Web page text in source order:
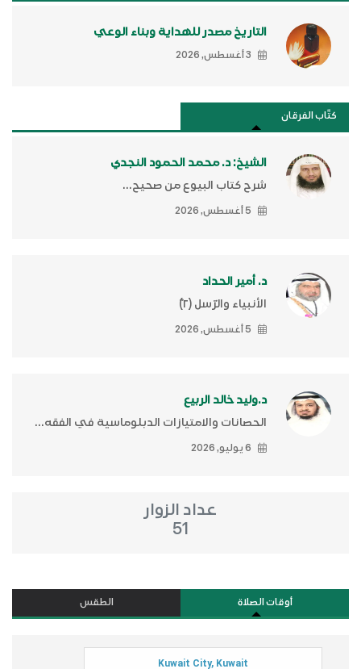
التاريخ مصدر للهداية وبناء الوعي
3 أغسطس, 2026
كتَّاب الفرقان
الشيخ: د. محمد الحمود النجدي
شرح كتاب البيوع من صحيح...
5 أغسطس, 2026
د. أمير الحداد
الأنبياء والرّسل (٢)ّ
5 أغسطس, 2026
د.وليد خالد الربيع
الحصانات والامتيازات الدبلوماسية في الفقه...
6 يوليو, 2026
عداد الزوار
51
أوقات الصلاة الطقس